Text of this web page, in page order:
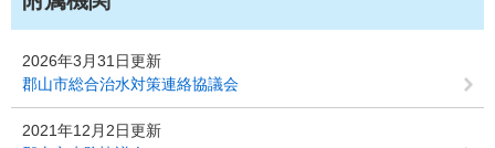
2026年3月31日更新
郡山市総合治水対策連絡協議会
2021年12月2日更新